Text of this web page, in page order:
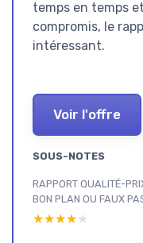
temps en temps
compromis, le
intéressant.
Voir l'offre
SOUS-NOTES
RAPPORT QUALITÉ-
BON PLAN OU FAUX
★★★★★
★★★★★